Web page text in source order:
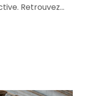
Retrouvez...